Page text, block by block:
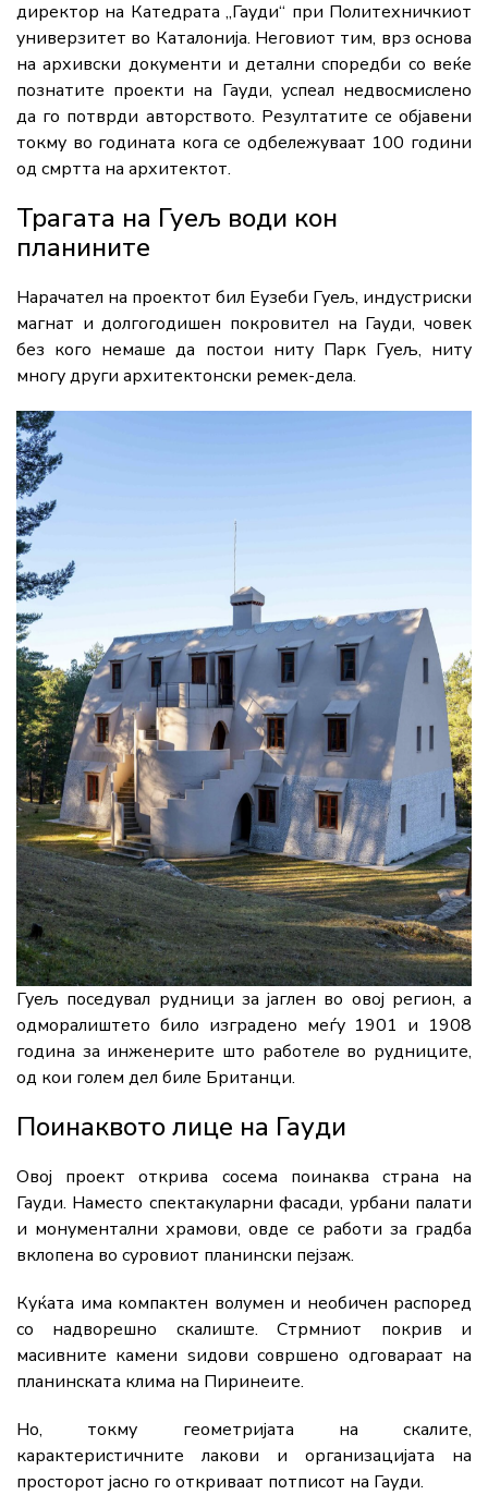
директор на Катедрата „Гауди“ при Политехничкиот
универзитет во Каталонија. Неговиот тим, врз основа
на архивски документи и детални споредби со веќе
познатите проекти на Гауди, успеал недвосмислено
да го потврди авторството. Резултатите се објавени
токму во годината кога се одбележуваат 100 години
од смртта на архитектот.
Трагата на Гуељ води кон
планините
Нарачател на проектот бил Еузеби Гуељ, индустриски
магнат и долгогодишен покровител на Гауди, човек
без кого немаше да постои ниту Парк Гуељ, ниту
многу други архитектонски ремек-дела.
Гуељ поседувал рудници за јаглен во овој регион, а
одморалиштето било изградено меѓу 1901 и 1908
година за инженерите што работеле во рудниците,
од кои голем дел биле Британци.
Поинаквото лице на Гауди
Овој проект открива сосема поинаква страна на
Гауди. Наместо спектакуларни фасади, урбани палати
и монументални храмови, овде се работи за градба
вклопена во суровиот планински пејзаж.
Куќата има компактен волумен и необичен распоред
со надворешно скалиште. Стрмниот покрив и
масивните камени ѕидови совршено одговараат на
планинската клима на Пиринеите.
Но, токму геометријата на скалите,
карактеристичните лакови и организацијата на
просторот јасно го откриваат потписот на Гауди.